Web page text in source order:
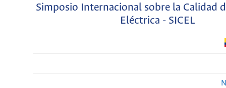
Simposio Internacional sobre la Calidad
Eléctrica - SICEL